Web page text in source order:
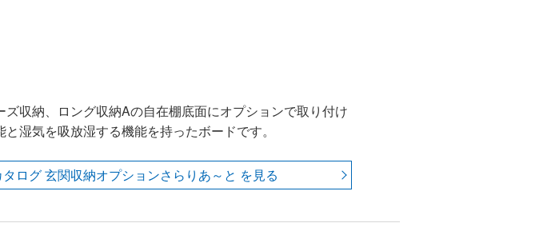
ズ収納、ロング収納Aの自在棚底面にオプションで取り付け
湿気を吸放湿する機能を持ったボードです。
ログ 玄関収納オプションさらりあ～と を見る